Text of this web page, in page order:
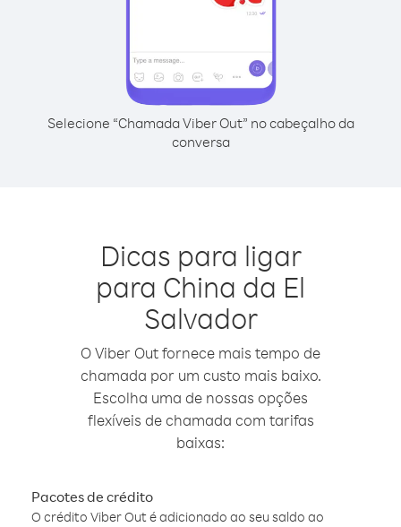
Selecione “Chamada Viber Out” no cabeçalho da
conversa
Dicas para ligar
para China da El
Salvador
O Viber Out fornece mais tempo de
chamada por um custo mais baixo.
Escolha uma de nossas opções
flexíveis de chamada com tarifas
baixas:
Pacotes de crédito
O crédito Viber Out é adicionado ao seu saldo ao